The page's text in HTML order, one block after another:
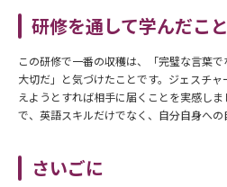
研修を通して学んだこと
この研修で一番の収穫は、「完璧な言葉
大切だ」と気づけたことです。ジェスチ
えようとすれば相手に届くことを実感し
で、英語スキルだけでなく、自分自身への
さいごに